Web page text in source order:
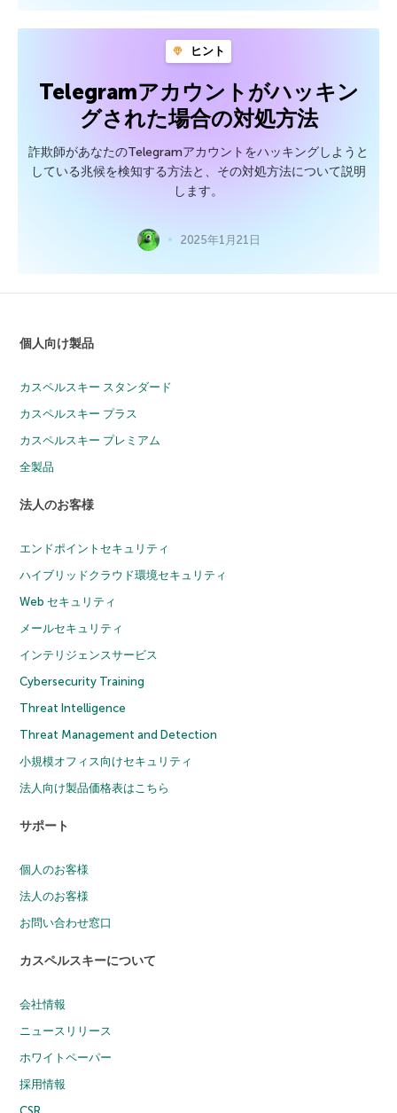
ヒント
Telegramアカウントがハッキン
グされた場合の対処方法
詐欺師があなたのTelegramアカウントをハッキングしようと
している兆候を検知する方法と、その対処方法について説明
します。
2025年1月21日
個人向け製品
カスペルスキー スタンダード
カスペルスキー プラス
カスペルスキー プレミアム
全製品
法人のお客様
エンドポイントセキュリティ
ハイブリッドクラウド環境セキュリティ
Web セキュリティ
メールセキュリティ
インテリジェンスサービス
Cybersecurity Training
Threat Intelligence
Threat Management and Detection
小規模オフィス向けセキュリティ
法人向け製品価格表はこちら
サポート
個人のお客様
法人のお客様
お問い合わせ窓口
カスペルスキーについて
会社情報
ニュースリリース
ホワイトペーパー
採用情報